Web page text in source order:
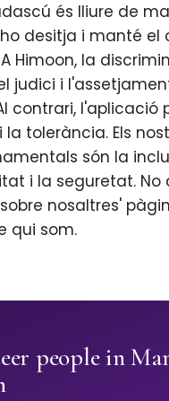
és lliure de
desitja i manté el
Himoon, la
judici i
contrari, l'aplicació
la tolerància. Els
són la
i la seguretat. No
nosaltres'
qui som.
people in